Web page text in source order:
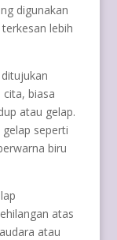
digunakan
lebih
biasa
atau gelap.
seperti
biru
atas
atau